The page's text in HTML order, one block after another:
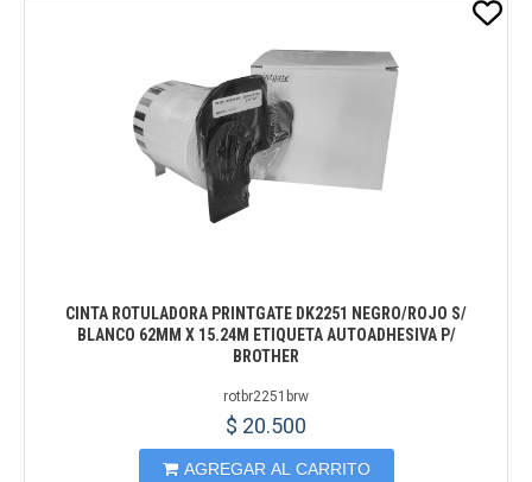
CINTA ROTULADORA PRINTGATE DK2251 NEGRO/ROJO S/
BLANCO 62MM X 15.24M ETIQUETA AUTOADHESIVA P/
BROTHER
rotbr2251brw
$ 20.500
AGREGAR AL CARRITO